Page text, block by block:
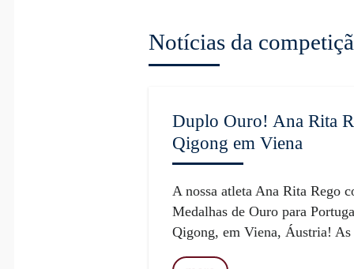
Notícias da
Duplo Ouro! Ana Rita
Qigong em Viena
A nossa atleta Ana Rita Rego
Medalhas de Ouro para
Qigong, em Viena, Áustria!